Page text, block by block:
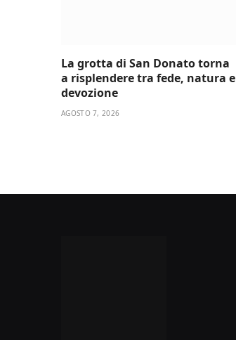
La grotta di San Donato torna
a risplendere tra fede, natura e
devozione
AGOSTO 7, 2026